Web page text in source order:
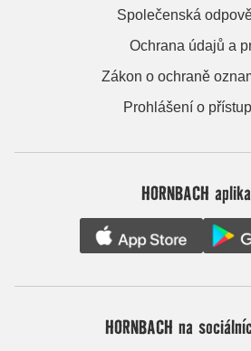
Společenská
Ochrana údajů a
Zákon o ochraně
Prohlášení o
HORNBACH
HORNBACH na